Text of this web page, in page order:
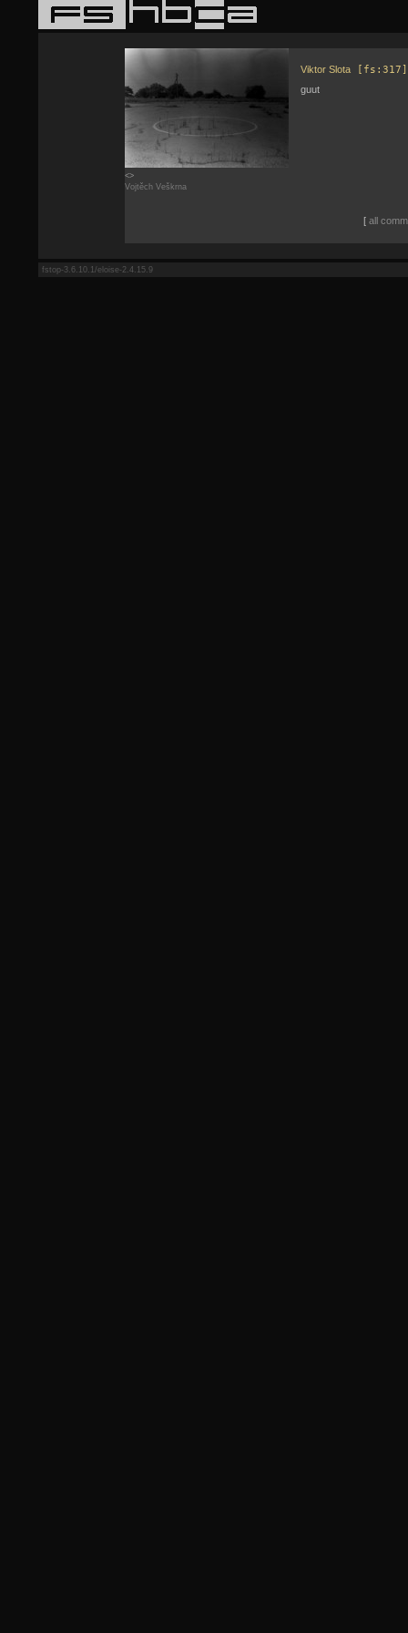
<>
Vojtěch Veškrna
Viktor Slota [fs:317]
guut
[ all
fstop-3.6.10.1/eloise-2.4.15.9